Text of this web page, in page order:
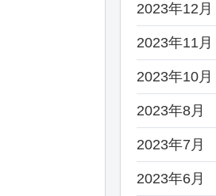
2023年12月
2023年11月
2023年10月
2023年8月
2023年7月
2023年6月